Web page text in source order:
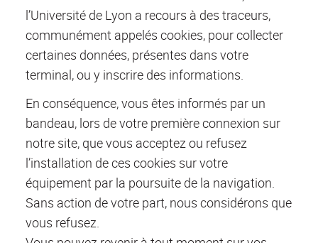
l’Université de Lyon a recours à des traceurs,
communément appelés cookies, pour collecter
certaines données, présentes dans votre
terminal, ou y inscrire des informations.
En conséquence, vous êtes informés par un
bandeau, lors de votre première connexion sur
notre site, que vous acceptez ou refusez
l’installation de ces cookies sur votre
équipement par la poursuite de la navigation.
Sans action de votre part, nous considérons que
vous refusez.